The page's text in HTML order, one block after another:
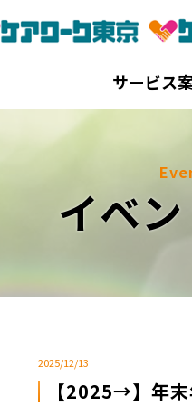
サービス
イベ
2025/12/13
【2025→】年